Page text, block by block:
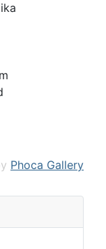
Phoca Gallery